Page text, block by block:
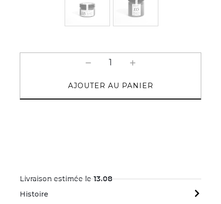
AJOUTER AU PANIER
Livraison estimée le13.08
Histoire